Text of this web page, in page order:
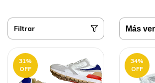
Filtrar
31%
OFF
34%
OFF